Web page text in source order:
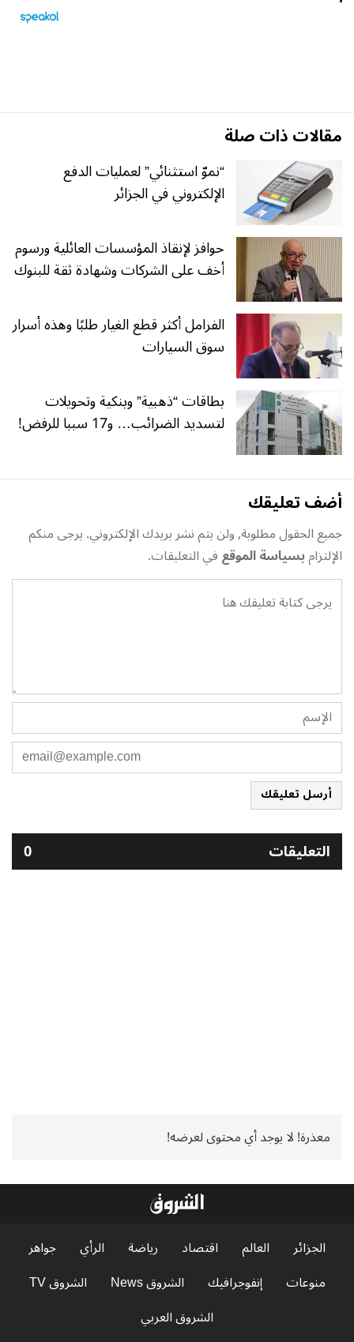
مقالات ذات صلة
“نموّ استثنائي” لعمليات الدفع
الإلكتروني في الجزائر
حوافز لإنقاذ المؤسسات العائلية ورسوم
أخف على الشركات وشهادة ثقة للبنوك
الفرامل أكثر قطع الغيار طلبًا وهذه أسرار
سوق السيارات
بطاقات “ذهبية” وبنكية وتحويلات
لتسديد الضرائب… و17 سببا للرفض!
أضف تعليقك
جميع الحقول مطلوبة, ولن يتم نشر بريدك الإلكتروني. يرجى منكم
الإلتزامبسياسة الموقعفي التعليقات.
أرسل تعليقك
التعليقات 0
معذرة! لا يوجد أي محتوى لعرضه!
الجزائر العالم اقتصاد رياضة الرأي
جواهر
منوعات
إنفوجرافيك الشروق News
الشروق TV
الشروق العربي